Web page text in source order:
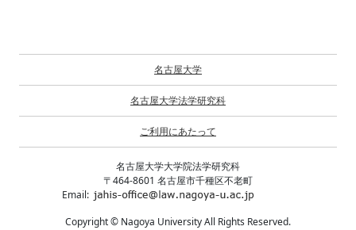
名古屋大学
名古屋大学法学研究科
ご利用にあたって
名古屋大学大学院法学研究科
〒464-8601 名古屋市千種区不老町
Email:
Copyright © Nagoya University All Rights Reserved.